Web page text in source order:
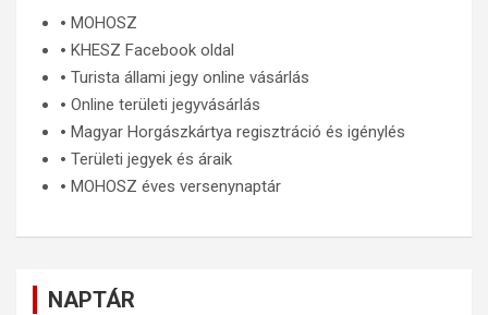
🞄 MOHOSZ
🞄 KHESZ Facebook oldal
🞄 Turista állami jegy online vásárlás
🞄 Online területi jegyvásárlás
🞄 Magyar Horgászkártya regisztráció és igénylés
🞄 Területi jegyek és áraik
🞄 MOHOSZ éves versenynaptár
NAPTÁR